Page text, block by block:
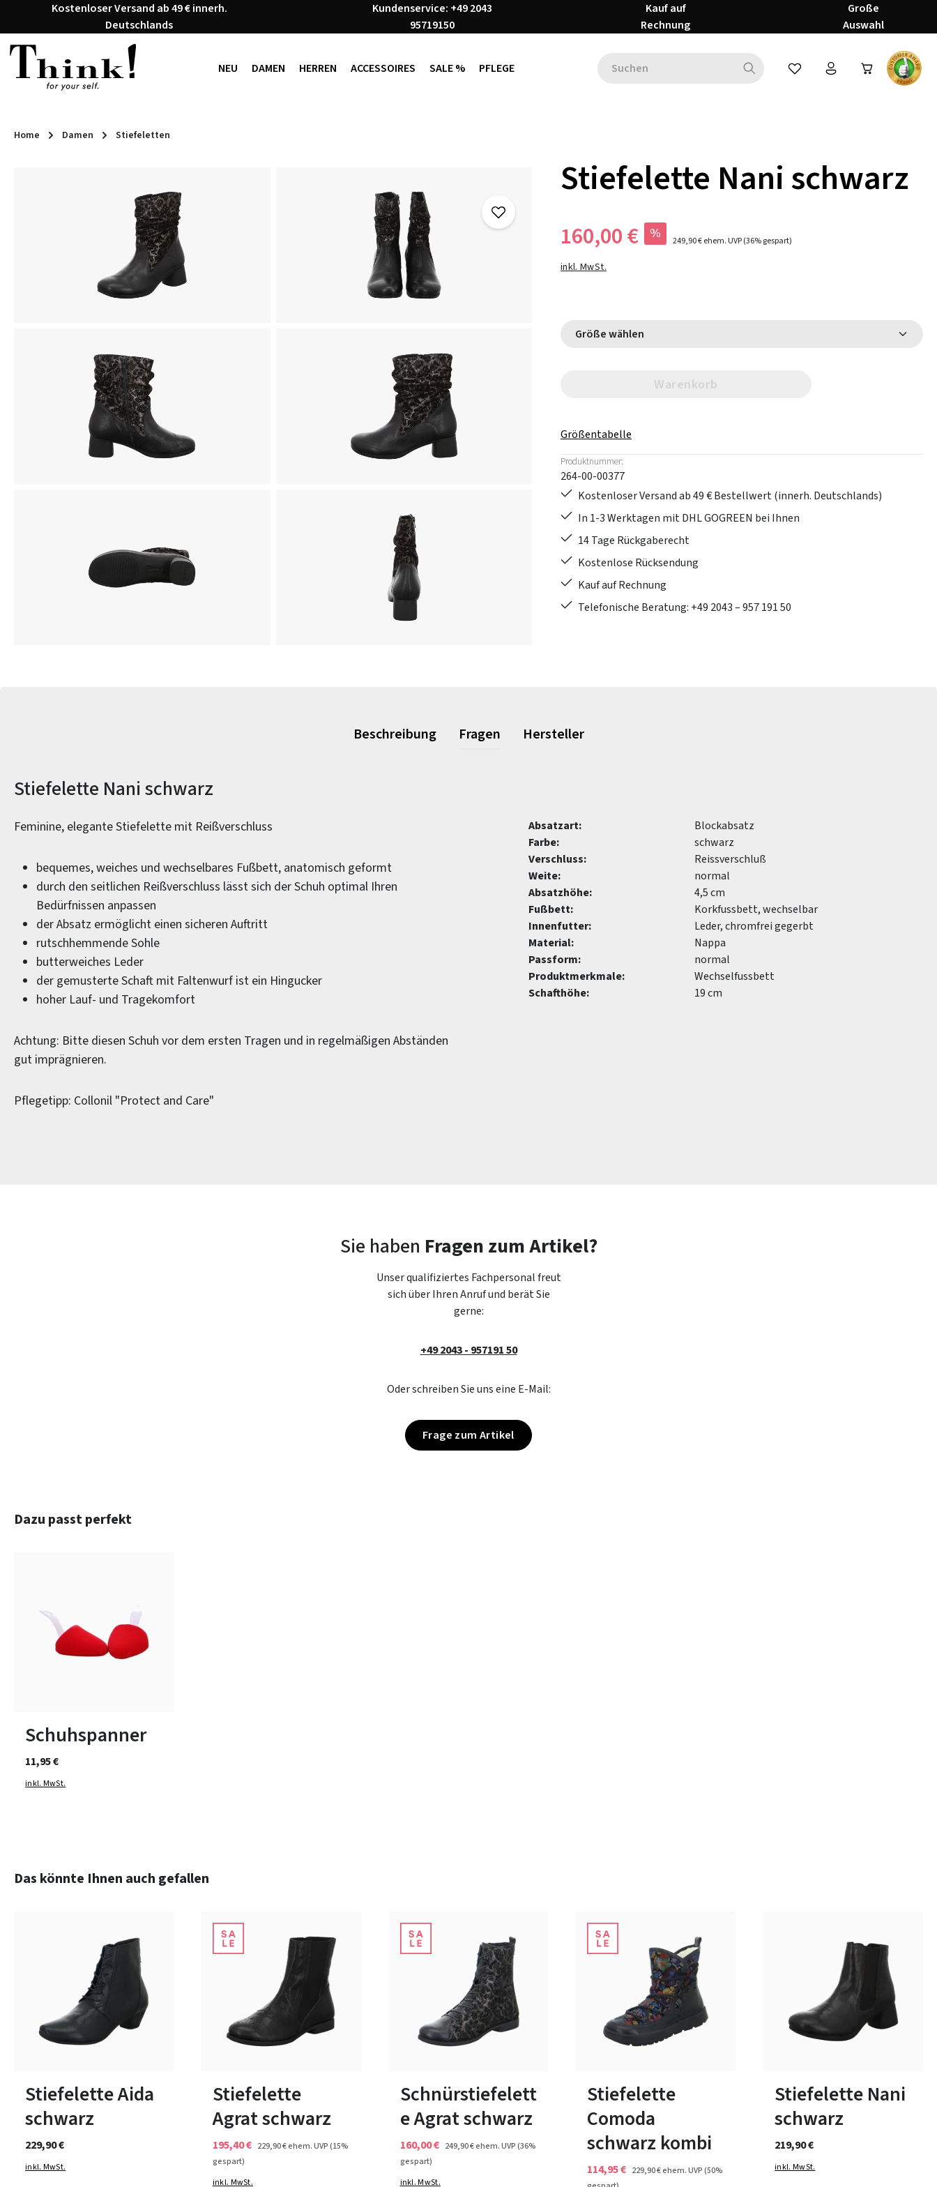
Hauptinhalt springen
Zur Suche springen
Zur Hauptnavigation springen
Kostenloser Versand ab 49 € innerh.
Deutschlands
Kundenservice: +49 2043
95719150
Kauf auf
Rechnung
Große
Auswahl
NEU DAMEN HERREN ACCESSOIRES SALE % PFLEGE Du hast 0 Produkte auf dem
Home Damen Stiefeletten
Stiefelette Nani schwarz
160,00 € % 249,90 €ehem. UVP(36% gespart)
inkl. MwSt.
Größe wählen
Warenkorb
Größentabelle
Produktnummer:
264-00-00377
Kostenloser Versand ab 49 € Bestellwert (innerh. Deutschlands)
In 1-3 Werktagen mit DHL GOGREEN bei Ihnen
14 Tage Rückgaberecht
Kostenlose Rücksendung
Kauf auf Rechnung
Telefonische Beratung: +49 2043 – 957 191 50
Beschreibung Fragen Hersteller
Produktinformationen
Stiefelette Nani schwarz
Feminine, elegante Stiefelette mit Reißverschluss
bequemes, weiches und wechselbares Fußbett, anatomisch geformt
durch den seitlichen Reißverschluss lässt sich der Schuh optimal Ihren
Bedürfnissen anpassen
der Absatz ermöglicht einen sicheren Auftritt
rutschhemmende Sohle
butterweiches Leder
der gemusterte Schaft mit Faltenwurf ist ein Hingucker
hoher Lauf- und Tragekomfort
Achtung: Bitte diesen Schuh vor dem ersten Tragen und in regelmäßigen Abständen
gut imprägnieren.
Pflegetipp: Collonil "Protect and Care"
Absatzart:
Blockabsatz
Farbe:
schwarz
Verschluss:
Reissverschluß
Weite:
normal
Absatzhöhe:
4,5 cm
Fußbett:
Korkfussbett, wechselbar
Innenfutter:
Leder, chromfrei gegerbt
Material:
Nappa
Passform:
normal
Produktmerkmale:
Wechselfussbett
Schafthöhe:
19 cm
Sie haben Fragen zum Artikel?
Unser qualifiziertes Fachpersonal freut
sich über Ihren Anruf und berät Sie
gerne:
+49 2043 - 957191 50
Oder schreiben Sie uns eine E-Mail:
Frage zum Artikel
Produktgalerie überspringen
Dazu passt perfekt
Schuhspanner
11,95 €
inkl. MwSt.
Produktgalerie überspringen
Das könnte Ihnen auch gefallen
Stiefelette Aida
schwarz
229,90 €
inkl. MwSt.
Farben braungrün
Stiefelette
Agrat schwarz
195,40 € 229,90 €ehem. UVP(15%
gespart)
inkl. MwSt.
Schnürstiefelett
e Agrat schwarz
160,00 € 249,90 €ehem. UVP(36%
gespart)
inkl. MwSt.
Farben beige
Stiefelette
Comoda
schwarz kombi
114,95 € 229,90 €ehem. UVP(50%
grünschwarz
Stiefelette Nani
schwarz
219,90 €
inkl. MwSt.